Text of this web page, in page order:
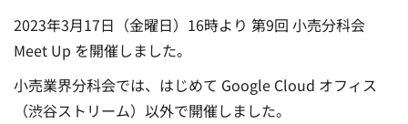
2023年3月17日（金曜日）16時より 第9回 小売分科会
Meet Up を開催しました。
小売業界分科会では、はじめて Google Cloud オフィス
（渋谷ストリーム）以外で開催しました。